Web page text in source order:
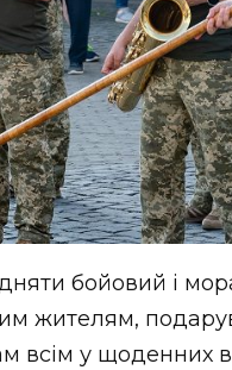
бойовий і
жителям,
всім у щоденних